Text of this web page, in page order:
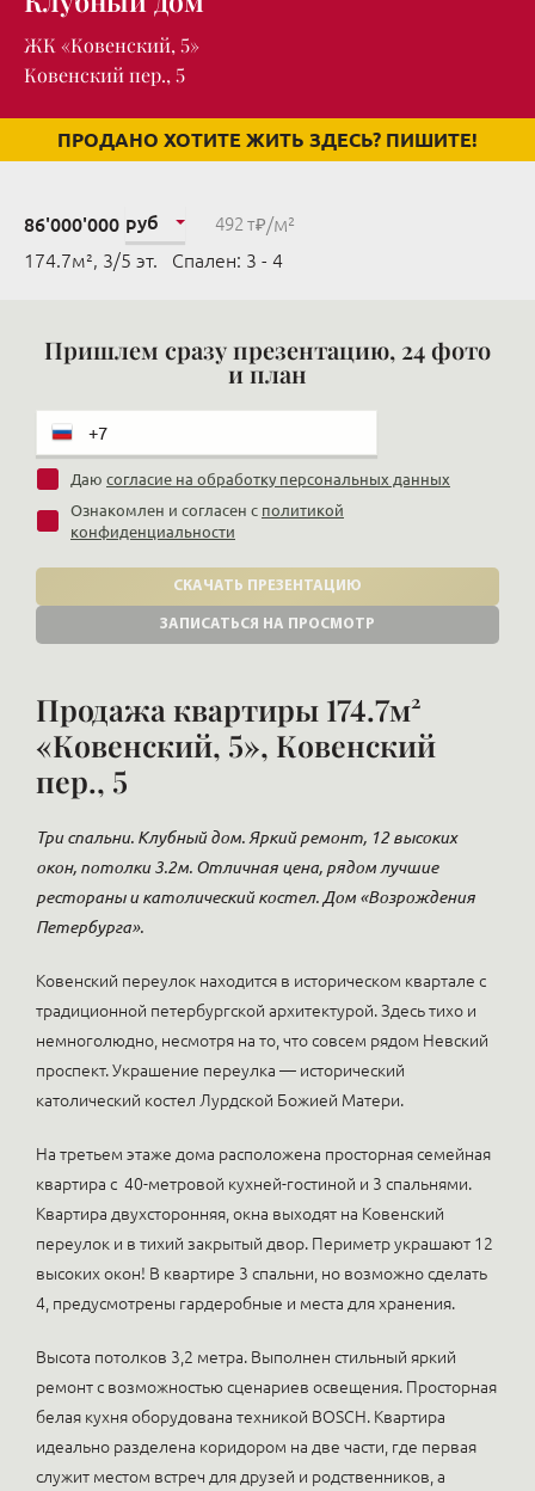
ЖК «Ковенский, 5»
Ковенский пер., 5
ПРОДАНО ХОТИТЕ ЖИТЬ ЗДЕСЬ? ПИШИТЕ!
86'000'000 руб 492 т₽/м²
174.7м², 3/5 эт. Cпален: 3 - 4
Пришлем сразу презентацию, 24 фото
и план
Даю согласие на обработку персональных данных
Ознакомлен и согласен с политикой
конфиденциальности
СКАЧАТЬ ПРЕЗЕНТАЦИЮ
ЗАПИСАТЬСЯ НА ПРОСМОТР
Продажа квартиры 174.7м²
«Ковенский, 5», Ковенский
пер., 5
Три спальни. Клубный дом. Яркий ремонт, 12 высоких
окон, потолки 3.2м. Отличная цена, рядом лучшие
рестораны и католический костел. Дом «Возрождения
Петербурга».
Ковенский переулок находится в историческом квартале с
традиционной петербургской архитектурой. Здесь тихо и
немноголюдно, несмотря на то, что совсем рядом Невский
проспект. Украшение переулка — исторический
католический костел Лурдской Божией Матери.
На третьем этаже дома расположена просторная семейная
квартира с 40-метровой кухней-гостиной и 3 спальнями.
Квартира двухсторонняя, окна выходят на Ковенский
переулок и в тихий закрытый двор. Периметр украшают 12
высоких окон! В квартире 3 спальни, но возможно сделать
4, предусмотрены гардеробные и места для хранения.
Высота потолков 3,2 метра. Выполнен стильный яркий
ремонт с возможностью сценариев освещения. Просторная
белая кухня оборудована техникой BOSCH. Квартира
идеально разделена коридором на две части, где первая
служит местом встреч для друзей и родственников, а